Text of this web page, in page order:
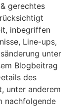
gerechtes
inbegriffen
Line-ups,
unter
Blogbeitrag
des
unter anderem
nachfolgende